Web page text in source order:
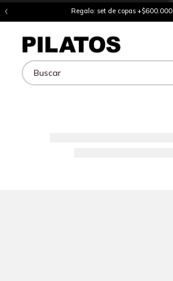
‹ Regalo: set de copas +$600.000
Buscar